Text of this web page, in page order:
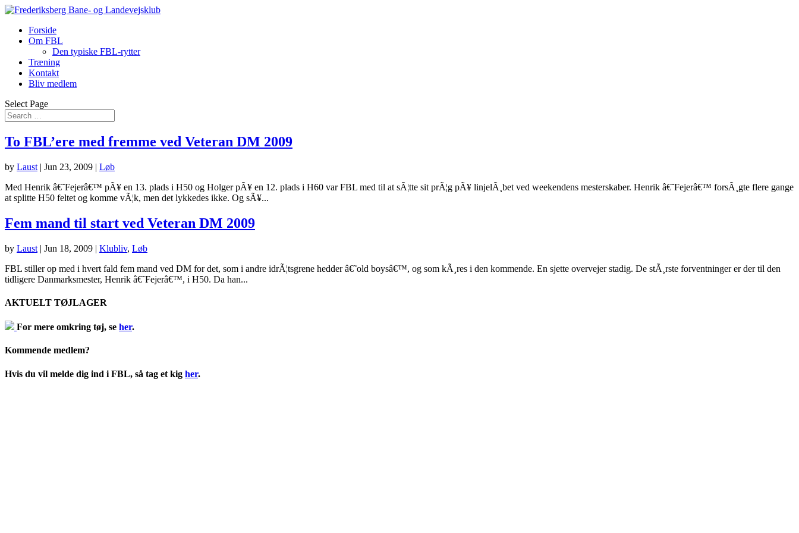
Forside
Om FBL
Den typiske FBL-rytter
Træning
Kontakt
Bliv medlem
Select Page
To FBL’ere med fremme ved Veteran DM 2009
by Laust | Jun 23, 2009 | Løb
Med Henrik â€˜Fejerâ€™ pÃ¥ en 13. plads i H50 og Holger pÃ¥ en 12. plads i H60 var FBL med til at sÃ¦tte sit prÃ¦g pÃ¥ linjelÃ¸bet ved weekendens mesterskaber. Henrik â€˜Fejerâ€™ forsÃ¸gte flere gange
at splitte H50 feltet og komme vÃ¦k, men det lykkedes ikke. Og sÃ¥...
Fem mand til start ved Veteran DM 2009
by Laust | Jun 18, 2009 | Klubliv, Løb
FBL stiller op med i hvert fald fem mand ved DM for det, som i andre idrÃ¦tsgrene hedder â€˜old boysâ€™, og som kÃ¸res i den kommende. En sjette overvejer stadig. De stÃ¸rste forventninger er der til den
tidligere Danmarksmester, Henrik â€˜Fejerâ€™, i H50. Da han...
AKTUELT TØJLAGER
For mere omkring tøj, se her.
Kommende medlem?
Hvis du vil melde dig ind i FBL, så tag et kig her.